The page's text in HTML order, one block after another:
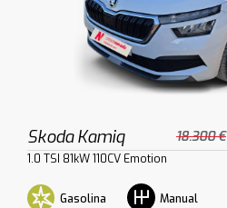
Skoda Kamiq 18.300 €
1.0 TSI 81kW 110CV Emotion
Gasolina Manual